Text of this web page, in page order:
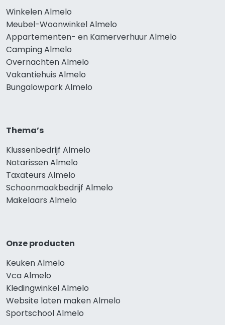
Winkelen Almelo
Meubel-Woonwinkel Almelo
Appartementen- en Kamerverhuur Almelo
Camping Almelo
Overnachten Almelo
Vakantiehuis Almelo
Bungalowpark Almelo
Thema’s
Klussenbedrijf Almelo
Notarissen Almelo
Taxateurs Almelo
Schoonmaakbedrijf Almelo
Makelaars Almelo
Onze producten
Keuken Almelo
Vca Almelo
Kledingwinkel Almelo
Website laten maken Almelo
Sportschool Almelo